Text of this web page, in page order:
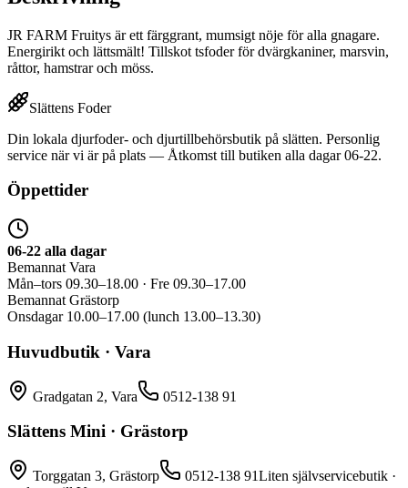
JR FARM Fruitys är ett färggrant, mumsigt nöje för alla gnagare.
Energirikt och lättsmält! Tillskot tsfoder för dvärgkaniner, marsvin,
råttor, hamstrar och möss.
Slättens Foder
Din lokala djurfoder- och djurtillbehörsbutik på slätten. Personlig
service när vi är på plats — Åtkomst till butiken alla dagar 06-22.
Öppettider
06-22 alla dagar
Bemannat Vara
Mån–tors 09.30–18.00 · Fre 09.30–17.00
Bemannat Grästorp
Onsdagar 10.00–17.00 (lunch 13.00–13.30)
Huvudbutik · Vara
Gradgatan 2, Vara 0512-138 91
Slättens Mini · Grästorp
Torggatan 3, Grästorp 0512-138 91Liten självservicebutik ·